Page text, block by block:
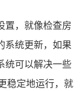
置，就像检查房
系统更新，如果
统可以解决一些
稳定地运行，就